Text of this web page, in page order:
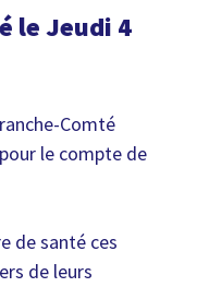
le Jeudi 4
Comté
le compte de
de santé ces
de leurs